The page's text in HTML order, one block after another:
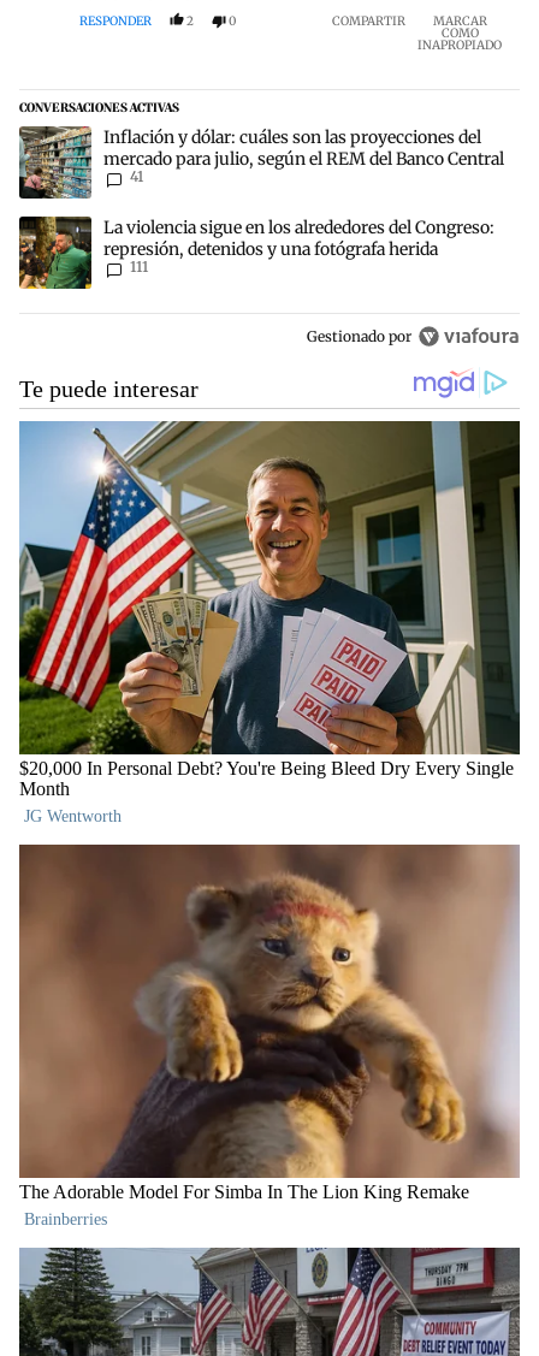
RESPONDER 2 0 COMPARTIR MARCAR
COMO
INAPROPIADO
CONVERSACIONES ACTIVAS
Este listado muestra los artículos con más comentarios en los
Un artículo de tendencia con el título "Inflación y dólar: cuáles
Inflación y dólar: cuáles son las proyecciones del
mercado para julio, según el REM del Banco Central
41
Un artículo de tendencia con el título "La violencia sigue en los
La violencia sigue en los alrededores del Congreso:
represión, detenidos y una fotógrafa herida
111
Gestionado por